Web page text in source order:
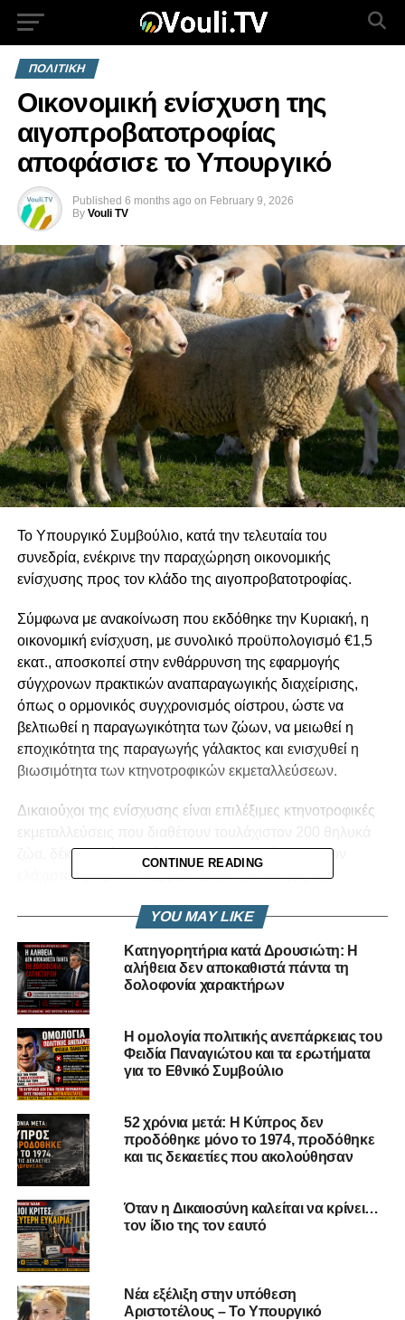
ΠΟΛΙΤΙΚΗ
Οικονομική ενίσχυση της
αιγοπροβατοτροφίας
αποφάσισε το Υπουργικό
Published 6 months ago on February 9, 2026
By Vouli TV
Το Υπουργικό Συμβούλιο, κατά την τελευταία του
συνεδρία, ενέκρινε την παραχώρηση οικονομικής
ενίσχυσης προς τον κλάδο της αιγοπροβατοτροφίας.
Σύμφωνα με ανακοίνωση που εκδόθηκε την Κυριακή, η
οικονομική ενίσχυση, με συνολικό προϋπολογισμό €1,5
εκατ., αποσκοπεί στην ενθάρρυνση της εφαρμογής
σύγχρονων πρακτικών αναπαραγωγικής διαχείρισης,
όπως ο ορμονικός συγχρονισμός οίστρου, ώστε να
βελτιωθεί η παραγωγικότητα των ζώων, να μειωθεί η
εποχικότητα της παραγωγής γάλακτος και ενισχυθεί η
βιωσιμότητα των κτηνοτροφικών εκμεταλλεύσεων.
Δικαιούχοι της ενίσχυσης είναι επιλέξιμες κτηνοτροφικές
ζώα, δέκα μηνών και άνω (προβατίνες/αίγες), με τον
ελάχιστο αριθμό επιλέξιμων ζώων ανά αίτηση να
καθώς και εκμεταλλεύσεις που κατέχουν «Πιστοποιητικό
Καταχώρησης Εγκατάστασης Τροφίμων Ζωικής
Προέλευσης» και η διακίνηση του γάλακτός τους
καταγράφεται στην ηλεκτρονική πλατφόρμα Διακίνησης
Νωπού Γάλακτος του Τμήματος Γεωργίας.
Όπως αναφέρεται, η απόφαση στοχεύει στη στήριξη των
παραγωγών που συμβάλλουν στην παραγωγή
χαλλουμιού προστατευόμενης ονομασίας προέλευσης
(ΠΟΠ) και τη βελτίωση της ανταγωνιστικότητας του τομέα.
Επίσης, εντάσσεται στο ευρύτερο πλαίσιο πολιτικών για
τη στήριξη της πρωτογενούς παραγωγής, την ενίσχυση
της κτηνοτροφίας και τη διασφάλιση της βιώσιμης
ανάπτυξης ενός τομέα, που συνδέεται άμεσα με την
οικονομία της υπαίθρου και την προστασία των εθνικών
προϊόντων.
CONTINUE READING
YOU MAY LIKE
Κατηγορητήρια κατά Δρουσιώτη: Η
αλήθεια δεν αποκαθιστά πάντα τη
δολοφονία χαρακτήρων
Η ομολογία πολιτικής ανεπάρκειας του
Φειδία Παναγιώτου και τα ερωτήματα
για το Εθνικό Συμβούλιο
52 χρόνια μετά: Η Κύπρος δεν
προδόθηκε μόνο το 1974, προδόθηκε
και τις δεκαετίες που ακολούθησαν
Όταν η Δικαιοσύνη καλείται να κρίνει…
τον ίδιο της τον εαυτό
Νέα εξέλιξη στην υπόθεση
Αριστοτέλους – Το Υπουργικό